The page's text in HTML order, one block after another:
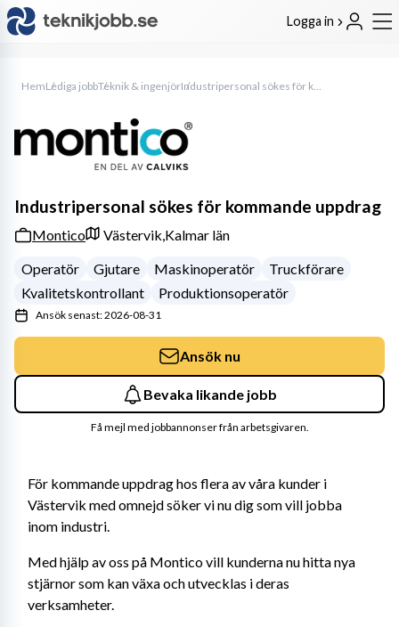
Logga in
HemLediga jobbTeknik & ingenjör Industripersonal sökes för kommande uppdrag
För kommande uppdrag hos flera av våra kunder i
Västervik med omnejd söker vi nu dig som vill jobba
inom industri.
Med hjälp av oss på Montico vill kunderna nu hitta nya
stjärnor som kan växa och utvecklas i deras
verksamheter.
Industripersonal sökes för kommande uppdrag
Montico Västervik,Kalmar län
Operatör
Gjutare Maskinoperatör
Truckförare
Kvalitetskontrollant
Produktionsoperatör
Ansök senast: 2026-08-31
Ansök nu
Bevaka likande jobb
Få mejl med jobbannonser från arbetsgivaren.